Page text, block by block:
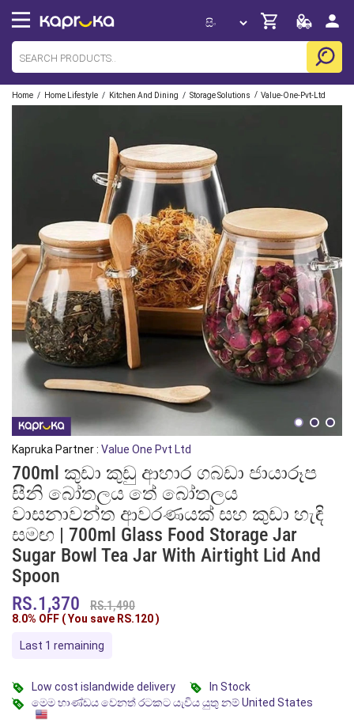
Home / Home Lifestyle / Kitchen And Dining / Storage Solutions / Value-One-Pvt-Ltd
Kapruka Partner : Value One Pvt Ltd
700ml කුඩා කුඩු ආහාර ගබඩා ජායාරූප
සීනි බෝතලය තේ බෝතලය
වාසනාවන්ත ආවරණයක් සහ කුඩා හැඳි
සමඟ | 700ml Glass Food Storage Jar
Sugar Bowl Tea Jar With Airtight Lid And
Spoon
RS.1,370
RS.1,490
8.0% OFF ( You save RS.120)
Last 1 remaining
Low cost islandwide delivery
In Stock
මෙම භාණ්ඩය වෙනත් රටකට යැවිය යුතු නම් United States